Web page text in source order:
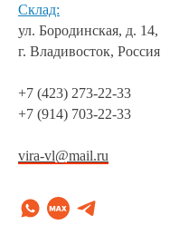
Склад:
ул. Бородинская, д. 14,
г. Владивосток, Россия
+7 (423) 273-22-33
+7 (914) 703-22-33
vira-vl@mail.ru